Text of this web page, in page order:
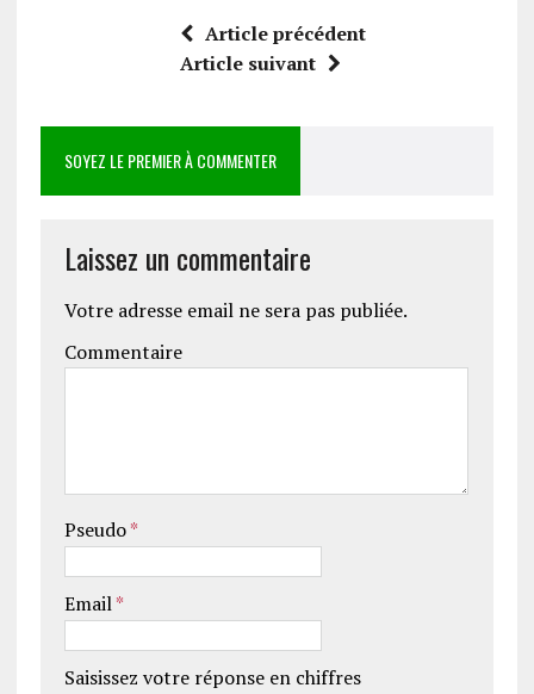
Article précédent
Article suivant
SOYEZ LE PREMIER À COMMENTER
Laissez un commentaire
Votre adresse email ne sera pas publiée.
Commentaire
Pseudo*
Email*
Saisissez votre réponse en chiffres